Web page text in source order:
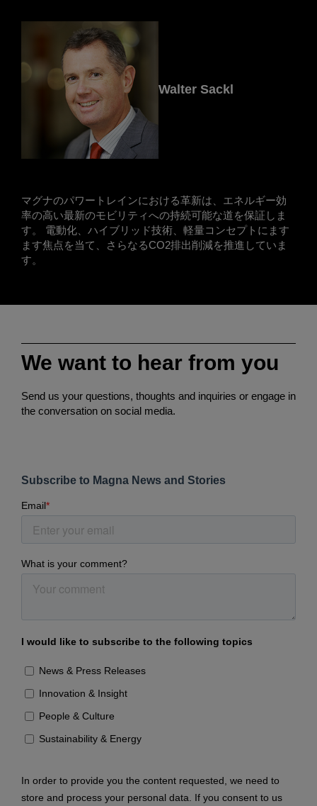
Walter Sackl
マグナのパワートレインにおける革新は、エネルギー効
率の高い最新のモビリティへの持続可能な道を保証しま
す。 電動化、ハイブリッド技術、軽量コンセプトにます
ます焦点を当て、さらなるCO2排出削減を推進していま
す。
We want to hear from you
Send us your questions, thoughts and inquiries or engage in
the conversation on social media.